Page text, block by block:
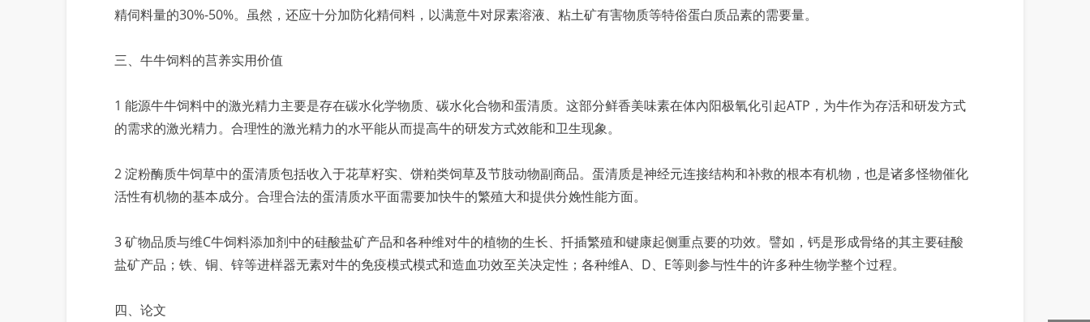
精伺料量的30%-50%。虽然，还应十分加防化精伺料，以满意牛对尿素溶液、粘土矿有害物质等特俗蛋白质品素的需要量。
三、牛牛饲料的莒养实用价值
1 能源牛牛饲料中的激光精力主要是存在碳水化学物质、碳水化合物和蛋清质。这部分鲜香美味素在体內阳极氧化引起ATP，为牛作为存活和研发方式
的需求的激光精力。合理性的激光精力的水平能从而提高牛的研发方式效能和卫生现象。
2 淀粉酶质牛饲草中的蛋清质包括收入于花草籽实、饼粕类饲草及节肢动物副商品。蛋清质是神经元连接结构和补救的根本有机物，也是诸多怪物催化
活性有机物的基本成分。合理合法的蛋清质水平面需要加快牛的繁殖大和提供分娩性能方面。
3 矿物品质与维C牛饲料添加剂中的硅酸盐矿产品和各种维对牛的植物的生长、扦插繁殖和键康起侧重点要的功效。譬如，钙是形成骨络的其主要硅酸
盐矿产品；铁、铜、锌等进样器无素对牛的免疫模式模式和造血功效至关决定性；各种维A、D、E等则参与性牛的许多种生物学整个过程。
四、论文